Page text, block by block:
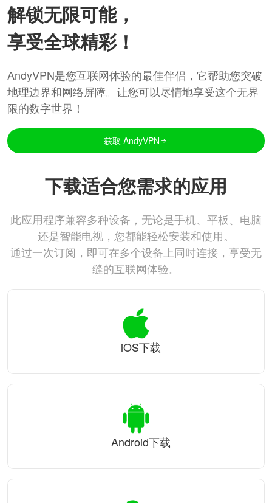
解锁无限可能，
享受全球精彩！
AndyVPN是您互联网体验的最佳伴侣，它帮助您突破
地理边界和网络屏障。让您可以尽情地享受这个无界
限的数字世界！
获取 AndyVPN
下载适合您需求的应用
此应用程序兼容多种设备，无论是手机、平板、电脑
还是智能电视，您都能轻松安装和使用。
通过一次订阅，即可在多个设备上同时连接，享受无
缝的互联网体验。
iOS下载
Android下载